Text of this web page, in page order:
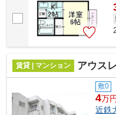
賃貸 | マンション アウス
敷0
4万円
近鉄